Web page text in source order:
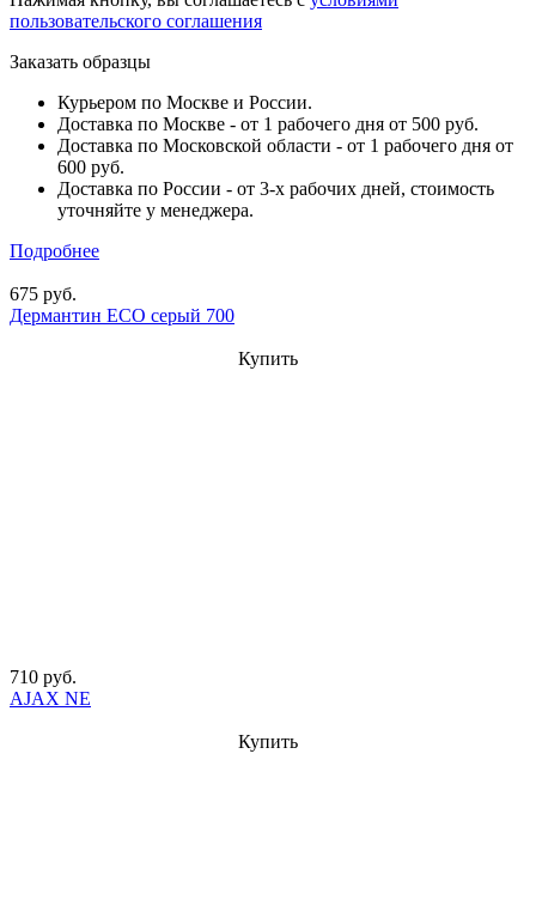
пользовательского соглашения
Заказать образцы
Курьером по Москве и России.
Доставка по Москве - от 1 рабочего дня от 500 руб.
Доставка по Московской области - от 1 рабочего дня от
600 руб.
Доставка по России - от 3-х рабочих дней, стоимость
уточняйте у менеджера.
Подробнее
675 руб.
Дермантин ECO серый 700
Купить
710 руб.
AJAX NE
Купить